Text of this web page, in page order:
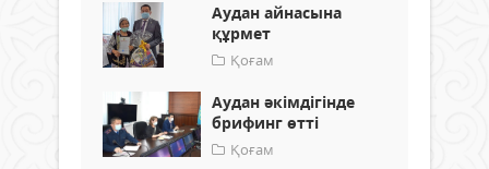
Аудан айнасына
құрмет
Қоғам
Аудан әкімдігінде
брифинг өтті
Қоғам